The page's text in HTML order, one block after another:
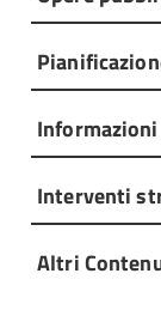
Interventi
Altri